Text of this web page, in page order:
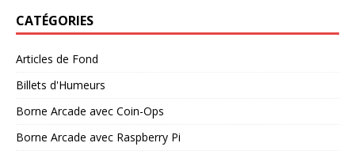
CATÉGORIES
Articles de Fond
Billets d'Humeurs
Borne Arcade avec Coin-Ops
Borne Arcade avec Raspberry Pi